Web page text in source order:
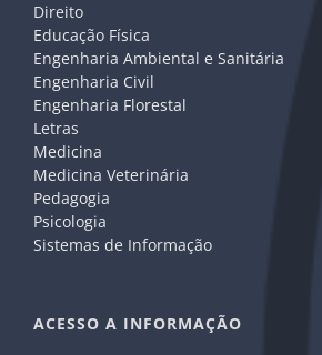
Direito
Educação Física
Engenharia Ambiental e Sanitária
Engenharia Civil
Engenharia Florestal
Letras
Medicina
Medicina Veterinária
Pedagogia
Psicologia
Sistemas de Informação
ACESSO A INFORMAÇÃO